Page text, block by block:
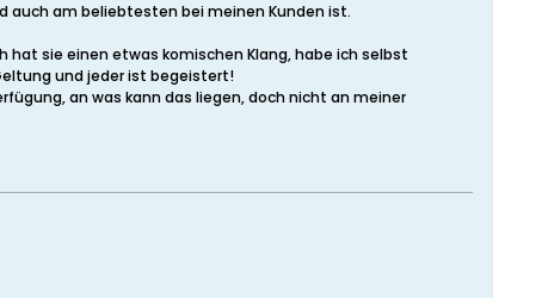
auch am beliebtesten bei meinen Kunden ist.
sie einen etwas komischen Klang, habe ich selbst
und jeder ist begeistert!
an was kann das liegen, doch nicht an meiner